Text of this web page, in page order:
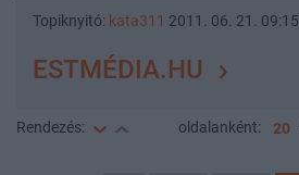
Topiknyitó: kata311 2011. 06. 21. 09:15
ESTMÉDIA.HU
Rendezés: oldalanként: 20